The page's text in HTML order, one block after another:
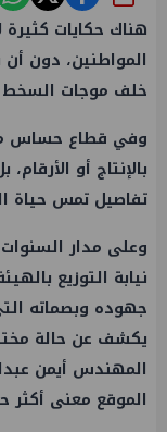
هناك حكايات كثيرة
المواطنين، دون
خلف موجات السخط
وفي قطاع حساس
بالإنتاج أو
تفاصيل تمس حياة
وعلى مدار
نيابة التوزيع
جهوده وبصماته
يكشف عن حالة
المهندس أيمن
الموقع معنى أكثر